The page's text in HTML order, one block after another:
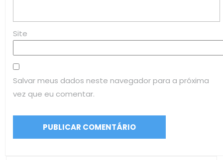
Site
Salvar meus dados neste navegador para a próxima
vez que eu comentar.